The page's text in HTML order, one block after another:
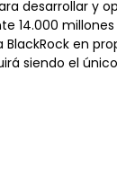
desarrollar y
14.000
en
siendo el